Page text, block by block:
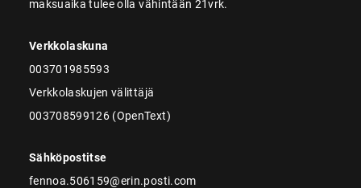
maksuaika tulee olla vähintään 21vrk.
Verkkolaskuna
003701985593
Verkkolaskujen välittäjä
003708599126 (OpenText)
Sähköpostitse
fennoa.506159@erin.posti.com